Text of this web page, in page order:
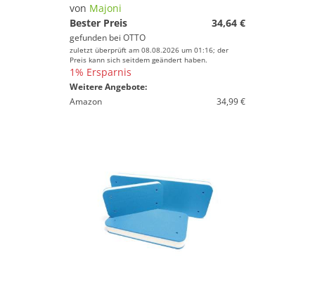
Pumpen & Sanitäranlagen
Rettungswesten
Schiffkompasse
Schiffs-Bekleidung
Sicherheitszubehör-Artikel
Wasserdichte Taschen
von Majoni
Bester Preis
34,64 €
gefunden bei OTTO
zuletzt überprüft am 08.08.2026 um 01:16; der
Preis kann sich seitdem geändert haben.
1% Ersparnis
Weitere Angebote:
Amazon
34,99 €